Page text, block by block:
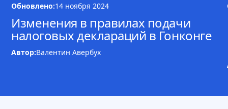
Обновлено:14 ноября 2024
Изменения в правилах подачи
налоговых деклараций в Гонконге
Автор:Валентин Авербух